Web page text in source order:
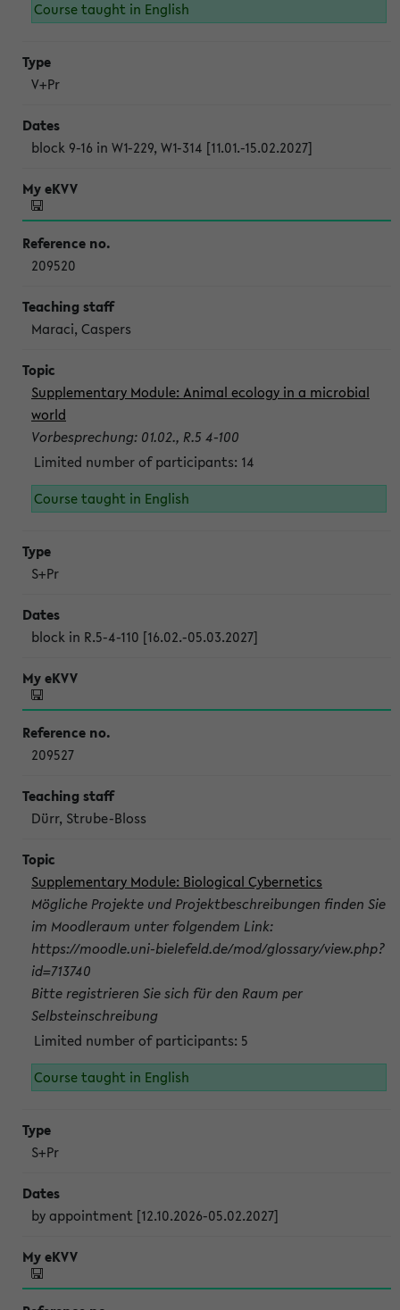
Course taught in English
V+Pr
block 9-16 in W1-229, W1-314 [11.01.-15.02.2027]
209520
Maraci, Caspers
Supplementary Module: Animal ecology in a microbial
world
Vorbesprechung: 01.02., R.5 4-100
Limited number of participants: 14
Course taught in English
S+Pr
block in R.5-4-110 [16.02.-05.03.2027]
209527
Dürr, Strube-Bloss
Supplementary Module: Biological Cybernetics
Mögliche Projekte und Projektbeschreibungen finden Sie
im Moodleraum unter folgendem Link:
https://moodle.uni-bielefeld.de/mod/glossary/view.php?
id=713740
Bitte registrieren Sie sich für den Raum per
Selbsteinschreibung
Limited number of participants: 5
Course taught in English
S+Pr
by appointment [12.10.2026-05.02.2027]